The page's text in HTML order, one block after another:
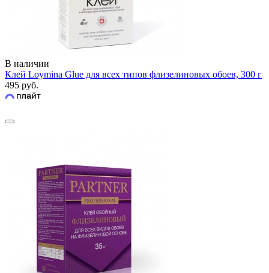
В наличии
Клей Loymina Glue для всех типов флизелиновых обоев, 300 г
495 руб.